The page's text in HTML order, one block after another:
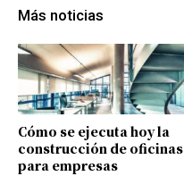
Más noticias
Cómo se ejecuta hoy la
construcción de oficinas
para empresas